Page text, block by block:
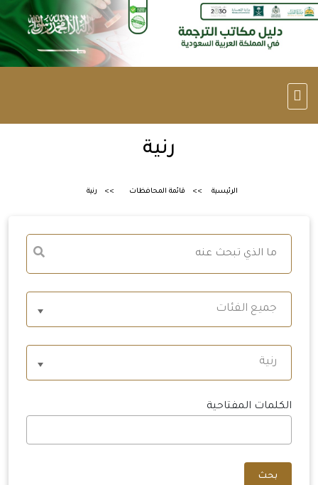
رنية
الرئيسية قائمة المحافظات رنية
جميع الفئات
رنية
الكلمات المفتاحية
بحث